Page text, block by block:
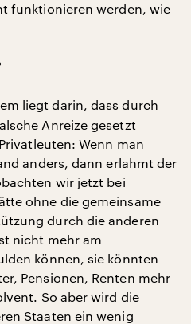
funktionieren werden, wie
liegt darin, dass durch
Anreize gesetzt
Wenn man
anders, dann erlahmt der
wir jetzt bei
ohne die gemeinsame
durch die anderen
nicht mehr am
können, sie könnten
Pensionen, Renten mehr
So aber wird die
Staaten ein wenig